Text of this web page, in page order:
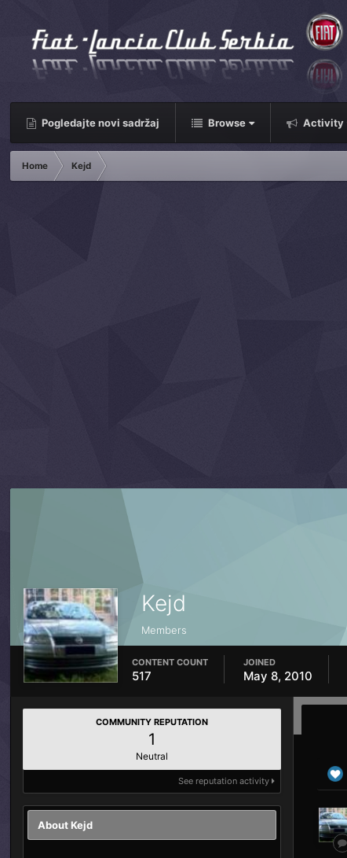
Pogledajte novi sadržaj Browse Activity
Home Kejd
Kejd
Members
CONTENT COUNT
517
JOINED
May 8, 2010
COMMUNITY REPUTATION
1
Neutral
See reputation activity
About Kejd